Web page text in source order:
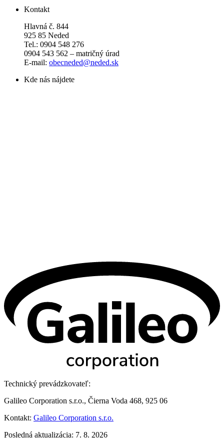
Kontakt
Hlavná č. 844
925 85 Neded
Tel.: 0904 548 276
0904 543 562 – matričný úrad
E-mail: obecneded@neded.sk
Kde nás nájdete
Technický prevádzkovateľ:
Galileo Corporation s.r.o., Čierna Voda 468, 925 06
Kontakt: Galileo Corporation s.r.o.
Posledná aktualizácia: 7. 8. 2026